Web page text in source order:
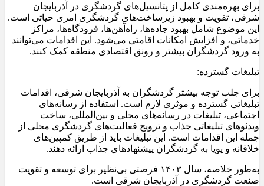
برای بهره‌مندی کامل از پتانسیل‌های گردشگری در آذربایجان
شرقی، تقویت و بهبود زیرساخت‌های گردشگری امری حیاتی است.
این موضوع شامل بهبود جاده‌ها، راه‌آهن‌ها، فرودگاه‌ها، مراکز
خدماتی، و افزایش امکانات اقامتی می‌شود. این اقدامات می‌توانند
به ورود گردشگران بیشتر و رونق اقتصادی منطقه کمک کنند.
تبلیغات گسترده:
برای جلب توجه بیشتر گردشگران به آذربایجان شرقی، اقدامات
تبلیغاتی گسترده و موثری لازم است. استفاده از رسانه‌های
اجتماعی، تبلیغات در رسانه‌های محلی و بین‌المللی، ساخت
ویدئوهای تبلیغاتی جذاب و ترویج فعالیت‌های گردشگری محلی از
جمله این اقدامات است. این تبلیغات باید از طریق کمپین‌های
خلاقانه و پویا به گردشگران پیشنهادهای جذاب ارائه دهند.
به‌طور خلاصه، سال ۱۴۰۳ فرصتی بی‌نظیر برای توسعه و تقویت
صنعت گردشگری در آذربایجان شرقی است.